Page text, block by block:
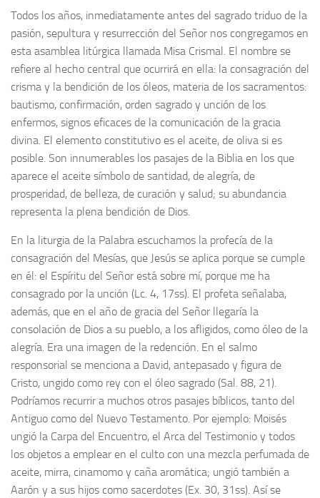
Todos los años, inmediatamente antes del sagrado triduo de la
pasión, sepultura y resurrección del Señor nos congregamos en
esta asamblea litúrgica llamada Misa Crismal. El nombre se
refiere al hecho central que ocurrirá en ella: la consagración del
crisma y la bendición de los óleos, materia de los sacramentos:
bautismo, confirmación, orden sagrado y unción de los
enfermos, signos eficaces de la comunicación de la gracia
divina. El elemento constitutivo es el aceite, de oliva si es
posible. Son innumerables los pasajes de la Biblia en los que
aparece el aceite símbolo de santidad, de alegría, de
prosperidad, de belleza, de curación y salud; su abundancia
representa la plena bendición de Dios.
En la liturgia de la Palabra escuchamos la profecía de la
consagración del Mesías, que Jesús se aplica porque se cumple
en él: el Espíritu del Señor está sobre mí, porque me ha
consagrado por la unción (Lc. 4, 17ss). El profeta señalaba,
además, que en el año de gracia del Señor llegaría la
consolación de Dios a su pueblo, a los afligidos, como óleo de la
alegría. Era una imagen de la redención. En el salmo
responsorial se menciona a David, antepasado y figura de
Cristo, ungido como rey con el óleo sagrado (Sal. 88, 21).
Podríamos recurrir a muchos otros pasajes bíblicos, tanto del
Antiguo como del Nuevo Testamento. Por ejemplo: Moisés
ungió la Carpa del Encuentro, el Arca del Testimonio y todos
los objetos a emplear en el culto con una mezcla perfumada de
aceite, mirra, cinamomo y caña aromática; ungió también a
Aarón y a sus hijos como sacerdotes (Ex. 30, 31ss). Así se